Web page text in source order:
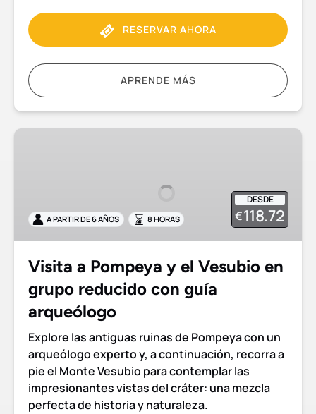
RESERVAR AHORA
APRENDE MÁS
Visita
Vesubio
en
reducido
con
guía
arqueólogo
DESDE
€118.72
A PARTIR DE 6 AÑOS 8 HORAS
Visita a Pompeya y el Vesubio en
grupo reducido con guía
arqueólogo
Explore las antiguas ruinas de Pompeya con un
arqueólogo experto y, a continuación, recorra a
pie el Monte Vesubio para contemplar las
impresionantes vistas del cráter: una mezcla
perfecta de historia y naturaleza.